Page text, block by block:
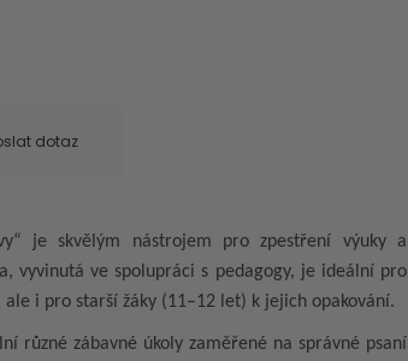
dotaz
je skvělým nástrojem pro zpestření výuky a
vyvinutá ve spolupráci s pedagogy, je ideální pro
i pro starší žáky (11–12 let) k jejich opakování.
různé zábavné úkoly zaměřené na správné psaní